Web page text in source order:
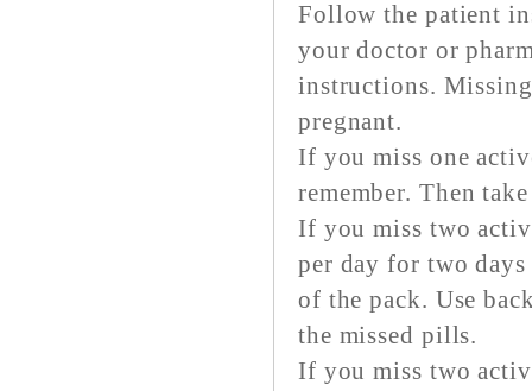
Follow the patient
your doctor or
instructions.
pregnant.
If you miss one
remember. Then
If you miss two
per day for two
of the pack. Use
the missed pills.
If you miss two